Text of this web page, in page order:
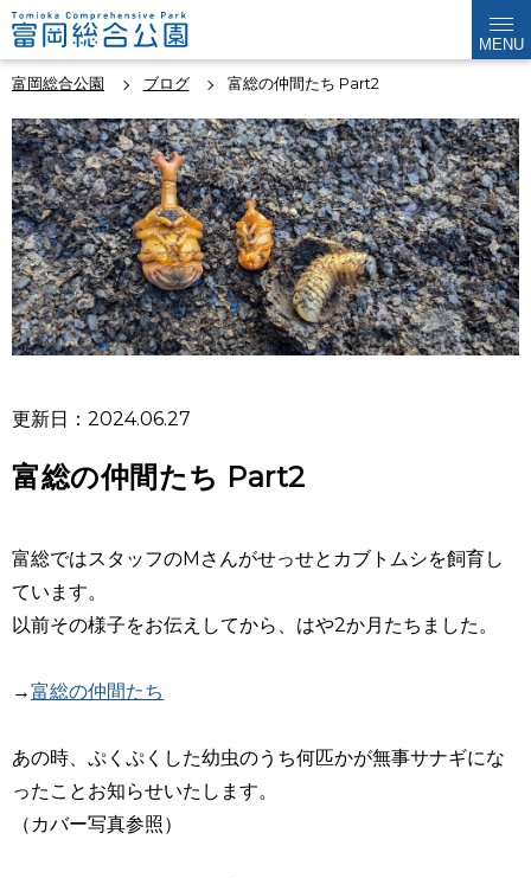
MENU
富岡総合公園 ブログ 富総の仲間たち Part2
更新日：2024.06.27
富総の仲間たち Part2
富総ではスタッフのMさんがせっせとカブトムシを飼育し
ています。
以前その様子をお伝えしてから、はや2か月たちました。
→富総の仲間たち
あの時、ぷくぷくした幼虫のうち何匹かが無事サナギにな
ったことお知らせいたします。
（カバー写真参照）